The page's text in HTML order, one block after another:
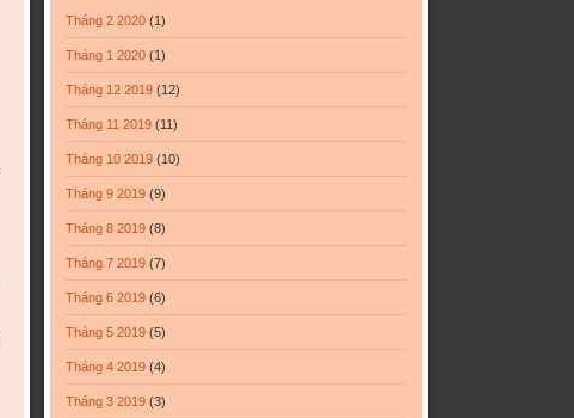
Tháng 2 2020 (1)
Tháng 1 2020 (1)
Tháng 12 2019 (12)
Tháng 11 2019 (11)
Tháng 10 2019 (10)
Tháng 9 2019 (9)
Tháng 8 2019 (8)
Tháng 7 2019 (7)
Tháng 6 2019 (6)
Tháng 5 2019 (5)
Tháng 4 2019 (4)
Tháng 3 2019 (3)